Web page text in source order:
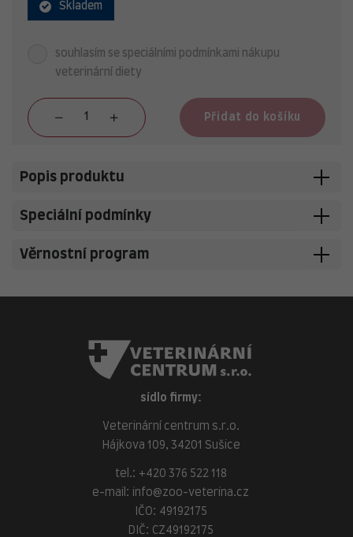
Skladem
souhlasím se speciálními podmínkami nákupu
veterinární diety
Přidat do košíku
Popis produktu
Speciální podmínky
Věrnostní program
sídlo firmy:
Veterinární centrum s.r.o.
Hájkova 109, 34201 Sušice
tel.: +420 376 522 118
e-mail:
info@zoo-veterina.cz
IČO: 49192175
DIČ: CZ49192175